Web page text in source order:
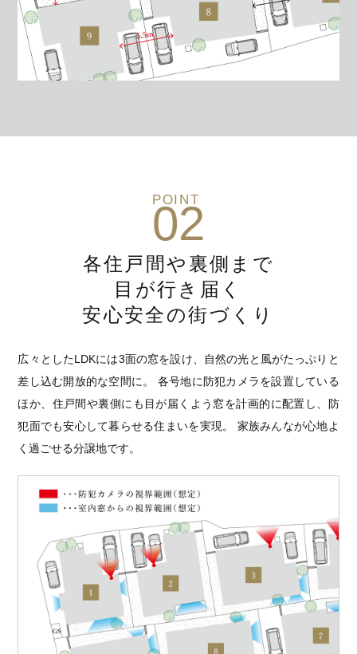
POINT
02
各住戸間や裏側まで
目が行き届く
安心安全の街づくり
広々としたLDKには3面の窓を設け、自然の光と風がたっぷりと
差し込む開放的な空間に。 各号地に防犯カメラを設置している
ほか、住戸間や裏側にも目が届くよう窓を計画的に配置し、防
犯面でも安心して暮らせる住まいを実現。 家族みんなが心地よ
く過ごせる分譲地です。